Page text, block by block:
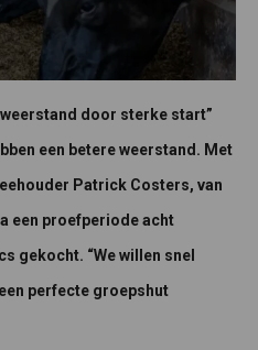
door sterke start”
een betere weerstand. Met
Patrick Costers, van
een proefperiode acht
gekocht. “We willen snel
perfecte groepshut